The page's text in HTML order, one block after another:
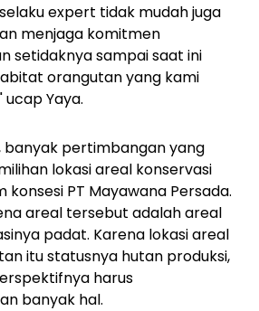
expert tidak mudah juga
menjaga komitmen
setidaknya sampai saat ini
orangutan yang kami
ucap Yaya.
banyak pertimbangan yang
lokasi areal konservasi
PT Mayawana Persada.
areal tersebut adalah areal
padat. Karena lokasi areal
itu statusnya hutan produksi,
harus
banyak hal.